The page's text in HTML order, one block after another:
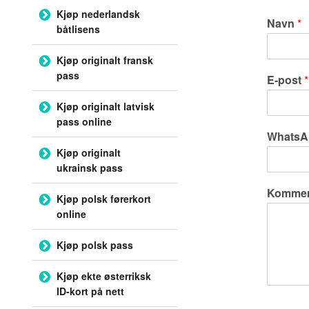
Navn *
E-post*
Kjøp nederlandsk
båtlisens
Kjøp originalt fransk
pass
Kjøp originalt latvisk
pass online
Kjøp originalt
ukrainsk pass
Kjøp polsk førerkort
online
Kjøp polsk pass
Kjøp ekte østerriksk
ID-kort på nett